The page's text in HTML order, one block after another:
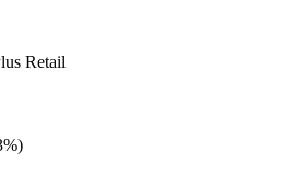
Retail
%)